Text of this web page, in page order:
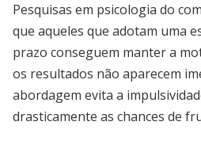
Pesquisas em psicologia do
que aqueles que adotam uma
prazo conseguem manter a
os resultados não aparecem
abordagem evita a
drasticamente as chances de